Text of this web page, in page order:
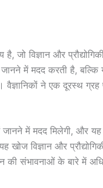
जो विज्ञान और
में मदद करती है, बल्कि
वैज्ञानिकों ने एक दूरस्थ
में मदद मिलेगी, और
खोज विज्ञान और
संभावनाओं के बारे में